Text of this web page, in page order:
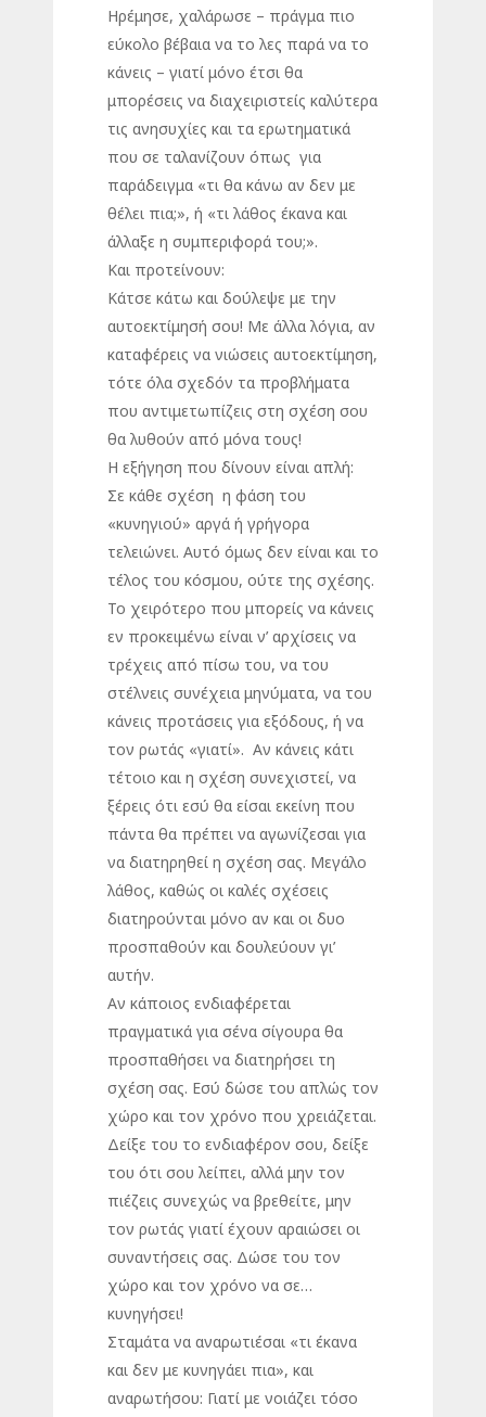
Ηρέμησε, χαλάρωσε – πράγμα πιο
εύκολο βέβαια να το λες παρά να το
κάνεις – γιατί μόνο έτσι θα
μπορέσεις να διαχειριστείς καλύτερα
τις ανησυχίες και τα ερωτηματικά
που σε ταλανίζουν όπως για
παράδειγμα «τι θα κάνω αν δεν με
θέλει πια;», ή «τι λάθος έκανα και
άλλαξε η συμπεριφορά του;».
Και προτείνουν:
Κάτσε κάτω και δούλεψε με την
αυτοεκτίμησή σου! Με άλλα λόγια, αν
καταφέρεις να νιώσεις αυτοεκτίμηση,
τότε όλα σχεδόν τα προβλήματα
που αντιμετωπίζεις στη σχέση σου
θα λυθούν από μόνα τους!
Η εξήγηση που δίνουν είναι απλή:
Σε κάθε σχέση η φάση του
«κυνηγιού» αργά ή γρήγορα
τελειώνει. Αυτό όμως δεν είναι και το
τέλος του κόσμου, ούτε της σχέσης.
Το χειρότερο που μπορείς να κάνεις
εν προκειμένω είναι ν’ αρχίσεις να
τρέχεις από πίσω του, να του
στέλνεις συνέχεια μηνύματα, να του
κάνεις προτάσεις για εξόδους, ή να
τον ρωτάς «γιατί». Αν κάνεις κάτι
τέτοιο και η σχέση συνεχιστεί, να
ξέρεις ότι εσύ θα είσαι εκείνη που
πάντα θα πρέπει να αγωνίζεσαι για
να διατηρηθεί η σχέση σας. Μεγάλο
λάθος, καθώς οι καλές σχέσεις
διατηρούνται μόνο αν και οι δυο
προσπαθούν και δουλεύουν γι’
αυτήν.
Αν κάποιος ενδιαφέρεται
πραγματικά για σένα σίγουρα θα
προσπαθήσει να διατηρήσει τη
σχέση σας. Εσύ δώσε του απλώς τον
χώρο και τον χρόνο που χρειάζεται.
Δείξε του το ενδιαφέρον σου, δείξε
του ότι σου λείπει, αλλά μην τον
πιέζεις συνεχώς να βρεθείτε, μην
τον ρωτάς γιατί έχουν αραιώσει οι
συναντήσεις σας. Δώσε του τον
χώρο και τον χρόνο να σε…
κυνηγήσει!
Σταμάτα να αναρωτιέσαι «τι έκανα
και δεν με κυνηγάει πια», και
αναρωτήσου: Γιατί με νοιάζει τόσο